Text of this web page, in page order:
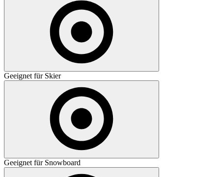
Geeignet für Skier
Geeignet für Snowboard